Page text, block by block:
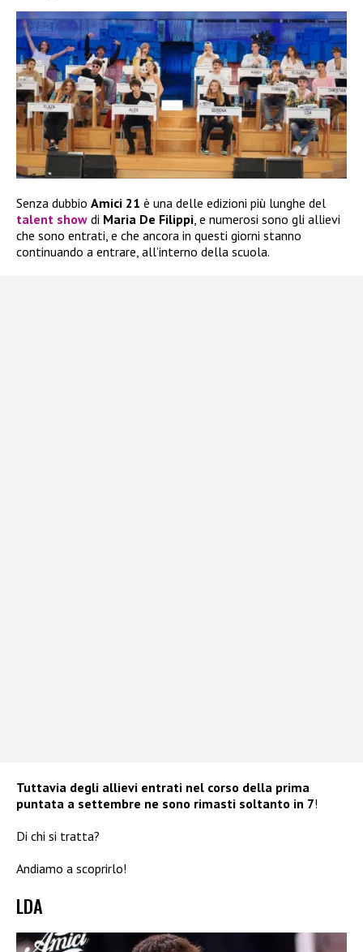
Senza dubbio Amici 21 è una delle edizioni più lunghe del
talent show di Maria De Filippi, e numerosi sono gli allievi
che sono entrati, e che ancora in questi giorni stanno
continuando a entrare, all’interno della scuola.
Tuttavia degli allievi entrati nel corso della prima
puntata a settembre ne sono rimasti soltanto in 7!
Di chi si tratta?
Andiamo a scoprirlo!
LDA